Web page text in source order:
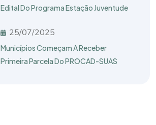
Edital Do Programa Estação Juventude
25/07/2025
Municípios Começam A Receber
Primeira Parcela Do PROCAD-SUAS